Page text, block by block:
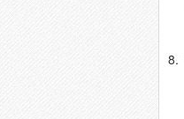
8.